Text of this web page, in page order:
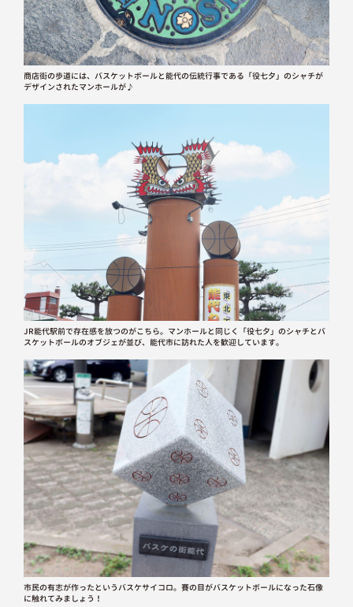
商店街の歩道には、バスケットボールと能代の伝統行事である「役七夕」のシャチが
デザインされたマンホールが♪
JR能代駅前で存在感を放つのがこちら。マンホールと同じく「役七夕」のシャチとバ
スケットボールのオブジェが並び、能代市に訪れた人を歓迎しています。
市民の有志が作ったというバスケサイコロ。賽の目がバスケットボールになった石像
に触れてみましょう！